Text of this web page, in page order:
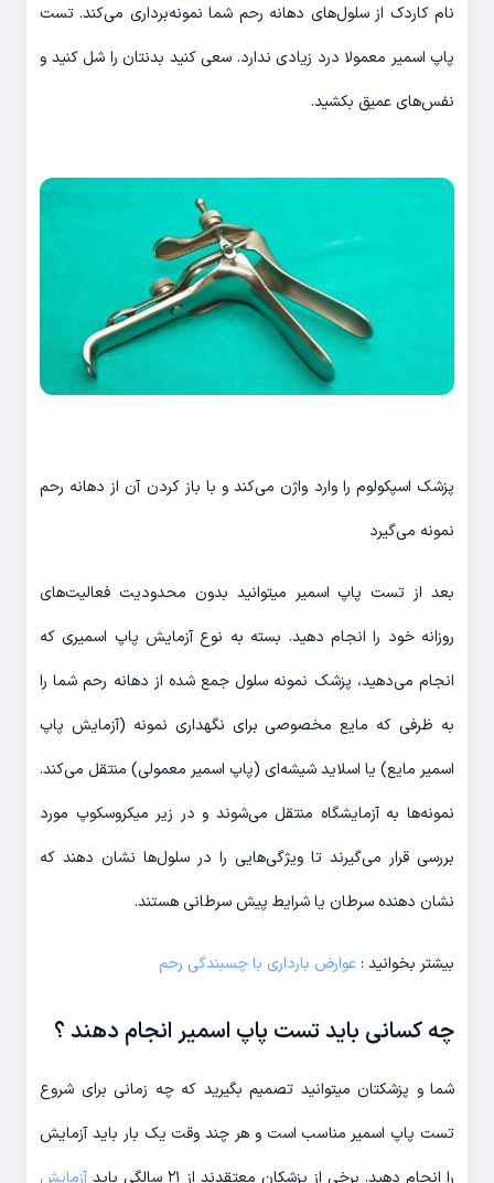
نام کاردک از سلول‌های دهانه رحم شما نمونه‌برداری می‌کند. تست
پاپ اسمیر معمولا درد زیادی ندارد. سعی کنید بدنتان را شل کنید و
نفس‌های عمیق بکشید.
پزشک اسپکولوم را وارد واژن می‌کند و با باز کردن آن از دهانه رحم
نمونه می‌گیرد
بعد از تست پاپ اسمیر می‎توانید بدون محدودیت فعالیت‌های
روزانه خود را انجام دهید. بسته به نوع آزمایش پاپ اسمیری که
انجام می‌دهید، پزشک نمونه سلول جمع شده از دهانه رحم شما را
به ظرفی که مایع مخصوصی برای نگهداری نمونه (آزمایش پاپ
اسمیر مایع) یا اسلاید شیشه‌‎ای (پاپ اسمیر معمولی) منتقل می‌کند.
نمونه‏‌ها به آزمایشگاه منتقل می‌شوند و در زیر میکروسکوپ مورد
بررسی قرار می‌‎گیرند تا ویژگی‎‌هایی را در سلول‌ها نشان دهند که
نشان دهنده سرطان یا شرایط پیش سرطانی هستند.
بیشتر بخوانید :عوارض بارداری با چسبندگی رحم
چه کسانی باید تست پاپ اسمیر انجام دهند ؟
شما و پزشکتان می‎توانید تصمیم بگیرید که چه زمانی برای شروع
تست پاپ اسمیر مناسب است و هر چند وقت یک بار باید آزمایش
را انجام دهید. برخی از پزشکان معتقدند از ۲۱ سالگی باید
آزمایش